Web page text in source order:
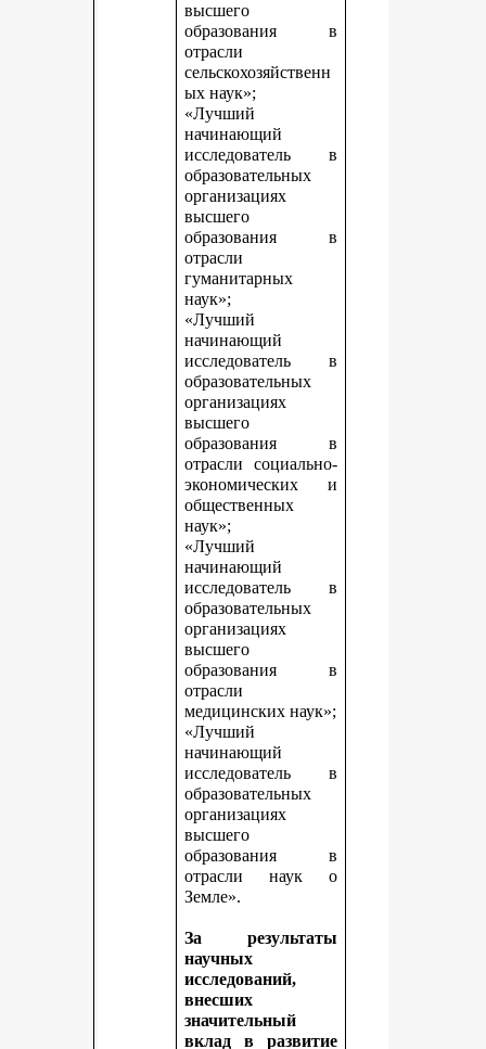
высшего
образования в
отрасли
сельскохозяйственн
ых наук»;
«Лучший
начинающий
исследователь в
образовательных
организациях
высшего
образования в
отрасли
гуманитарных
наук»;
«Лучший
начинающий
исследователь в
образовательных
организациях
высшего
образования в
отрасли социально-
экономических и
общественных
наук»;
«Лучший
начинающий
исследователь в
образовательных
организациях
высшего
образования в
отрасли
медицинских наук»;
«Лучший
начинающий
исследователь в
образовательных
организациях
высшего
образования в
отрасли наук о
Земле».
За результаты
научных
исследований,
внесших
значительный
вклад в развитие